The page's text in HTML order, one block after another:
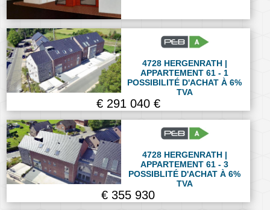
4728 HERGENRATH |
APPARTEMENT 61 - 1
POSSIBILITÉ D'ACHAT À 6%
TVA
€ 291 040 €
4728 HERGENRATH |
APPARTEMENT 61 - 3
POSSIBLITÉ D'ACHAT À 6%
TVA
€ 355 930